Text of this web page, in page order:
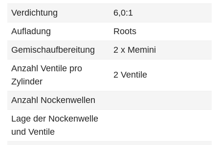
Verdichtung
6,0:1
Aufladung
Roots
Gemischaufbereitung
2 x Memini
Anzahl Ventile pro
Zylinder
2 Ventile
Anzahl Nockenwellen
Lage der Nockenwelle
und Ventile